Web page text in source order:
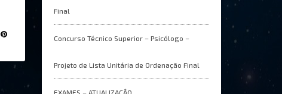
Final
Concurso Técnico Superior – Psicólogo –
Projeto de Lista Unitária de Ordenação Final
EXAMES – ATUALIZAÇÂO